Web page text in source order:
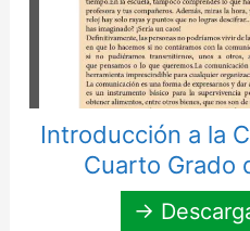
Introducción a la
Cuarto Grado
→